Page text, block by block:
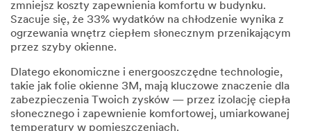
zmniejsz koszty zapewnienia komfortu w budynku.
Szacuje się, że 33% wydatków na chłodzenie wynika z
ogrzewania wnętrz ciepłem słonecznym przenikającym
przez szyby okienne.
Dlatego ekonomiczne i energooszczędne technologie,
takie jak folie okienne 3M, mają kluczowe znaczenie dla
zabezpieczenia Twoich zysków — przez izolację ciepła
słonecznego i zapewnienie komfortowej, umiarkowanej
temperatury w pomieszczeniach.